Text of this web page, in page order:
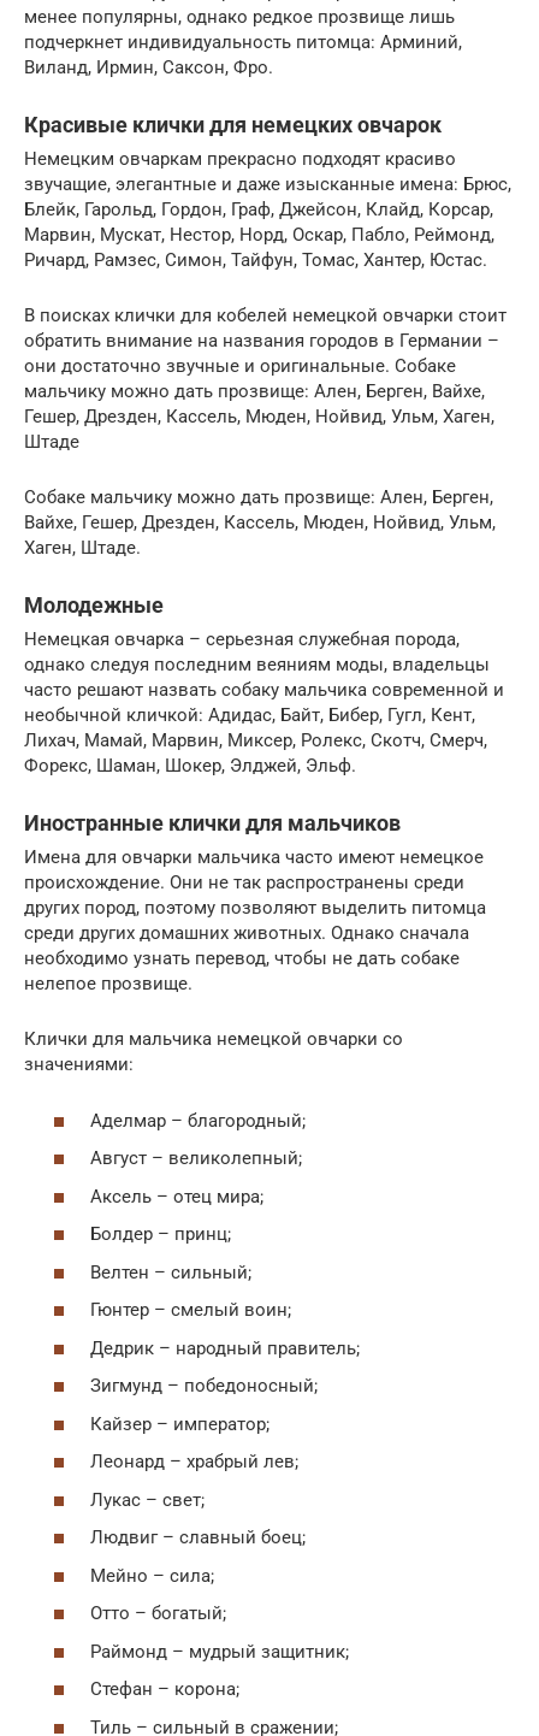
менее популярны, однако редкое прозвище лишь
подчеркнет индивидуальность питомца: Арминий,
Виланд, Ирмин, Саксон, Фро.
Красивые клички для немецких овчарок
Немецким овчаркам прекрасно подходят красиво
звучащие, элегантные и даже изысканные имена: Брюс,
Блейк, Гарольд, Гордон, Граф, Джейсон, Клайд, Корсар,
Марвин, Мускат, Нестор, Норд, Оскар, Пабло, Реймонд,
Ричард, Рамзес, Симон, Тайфун, Томас, Хантер, Юстас.
В поисках клички для кобелей немецкой овчарки стоит
обратить внимание на названия городов в Германии –
они достаточно звучные и оригинальные. Собаке
мальчику можно дать прозвище: Ален, Берген, Вайхе,
Гешер, Дрезден, Кассель, Мюден, Нойвид, Ульм, Хаген,
Штаде
Собаке мальчику можно дать прозвище: Ален, Берген,
Вайхе, Гешер, Дрезден, Кассель, Мюден, Нойвид, Ульм,
Хаген, Штаде.
Молодежные
Немецкая овчарка – серьезная служебная порода,
однако следуя последним веяниям моды, владельцы
часто решают назвать собаку мальчика современной и
необычной кличкой: Адидас, Байт, Бибер, Гугл, Кент,
Лихач, Мамай, Марвин, Миксер, Ролекс, Скотч, Смерч,
Форекс, Шаман, Шокер, Элджей, Эльф.
Иностранные клички для мальчиков
Имена для овчарки мальчика часто имеют немецкое
происхождение. Они не так распространены среди
других пород, поэтому позволяют выделить питомца
среди других домашних животных. Однако сначала
необходимо узнать перевод, чтобы не дать собаке
нелепое прозвище.
Клички для мальчика немецкой овчарки со
значениями:
Аделмар – благородный;
Август – великолепный;
Аксель – отец мира;
Болдер – принц;
Велтен – сильный;
Гюнтер – смелый воин;
Дедрик – народный правитель;
Зигмунд – победоносный;
Кайзер – император;
Леонард – храбрый лев;
Лукас – свет;
Людвиг – славный боец;
Мейно – сила;
Отто – богатый;
Раймонд – мудрый защитник;
Стефан – корона;
Тиль – сильный в сражении;